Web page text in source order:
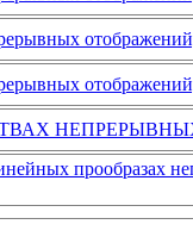
прообразах